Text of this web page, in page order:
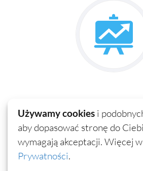
Używamy cookies i
aby dopasować stronę do
wymagają akceptacji. Więcej w
Prywatności.
Dla każdego
Wystarczy, że znasz
aby zacząć mówić